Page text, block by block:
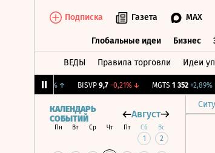
Подписка Газета MAX
Глобальные идеи Бизнес
ВЕДЫ Правила торговли Идеи
↑ BISVP 9,7 -0,21%↓ MGTS 1 352 +2,89%↑
КАЛЕНДАРЬ
СОБЫТИЙ
Август
Пн Вт Ср Чт Пт Сб Вс
1 2